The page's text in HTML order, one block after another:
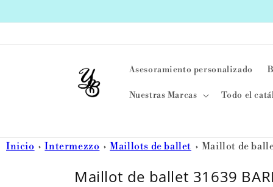
al contenido
Asesoramiento personalizado
Nuestras Marcas Todo el
Inicio Intermezzo Maillots de ballet Maillot de
Maillot de ballet 31639